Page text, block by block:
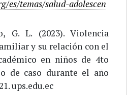
es/temas/salud-adolescen
G. L. (2023). Violencia
y su relación con el
en niños de 4to
de caso durante el año
ups.edu.ec